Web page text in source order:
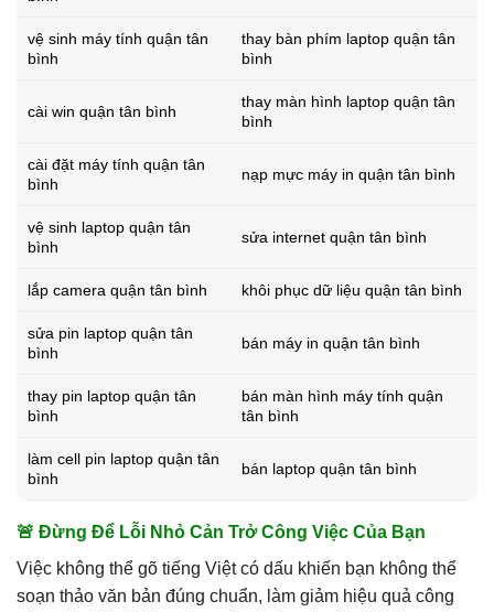
vệ sinh máy tính quận tân
bình
thay bàn phím laptop quận tân
bình
cài win quận tân bình
thay màn hình laptop quận tân
bình
cài đặt máy tính quận tân
bình
nạp mực máy in quận tân bình
vệ sinh laptop quận tân
bình
sửa internet quận tân bình
lắp camera quận tân bình khôi phục dữ liệu quận tân bình
sửa pin laptop quận tân
bình
bán máy in quận tân bình
thay pin laptop quận tân
bình
bán màn hình máy tính quận
tân bình
làm cell pin laptop quận tân
bình
bán laptop quận tân bình
🚨 Đừng Để Lỗi Nhỏ Cản Trở Công Việc Của Bạn
Việc không thể gõ tiếng Việt có dấu khiến bạn không thể
soạn thảo văn bản đúng chuẩn, làm giảm hiệu quả công